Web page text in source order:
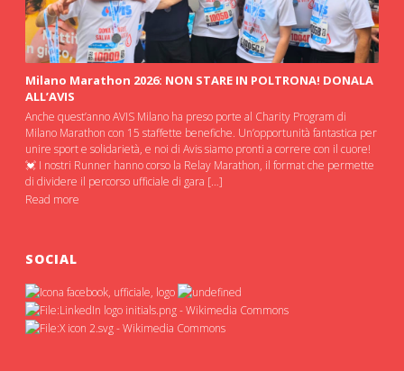
Milano Marathon 2026: NON STARE IN POLTRONA! DONALA
ALL’AVIS
Anche quest’anno AVIS Milano ha preso porte al Charity Program di
Milano Marathon con 15 staffette benefiche. Un’opportunità fantastica per
unire sport e solidarietà, e noi di Avis siamo pronti a correre con il cuore!
💓 I nostri Runner hanno corso la Relay Marathon, il format che permette
di dividere il percorso ufficiale di gara […]
Read more
SOCIAL